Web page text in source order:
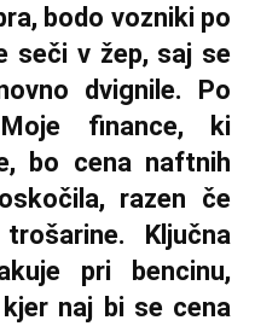
bodo vozniki po
seči v žep, saj se
dvignile. Po
finance, ki
bo cena naftnih
razen če
Ključna
pri bencinu,
naj bi se cena